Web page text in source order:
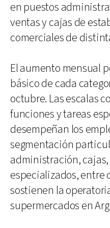
en puestos
ventas y cajas de
comerciales de
El aumento mensual
básico de cada
octubre. Las escalas
funciones y tareas
desempeñan los
segmentación
administración,
especializados, entre
sostienen la
supermercados en